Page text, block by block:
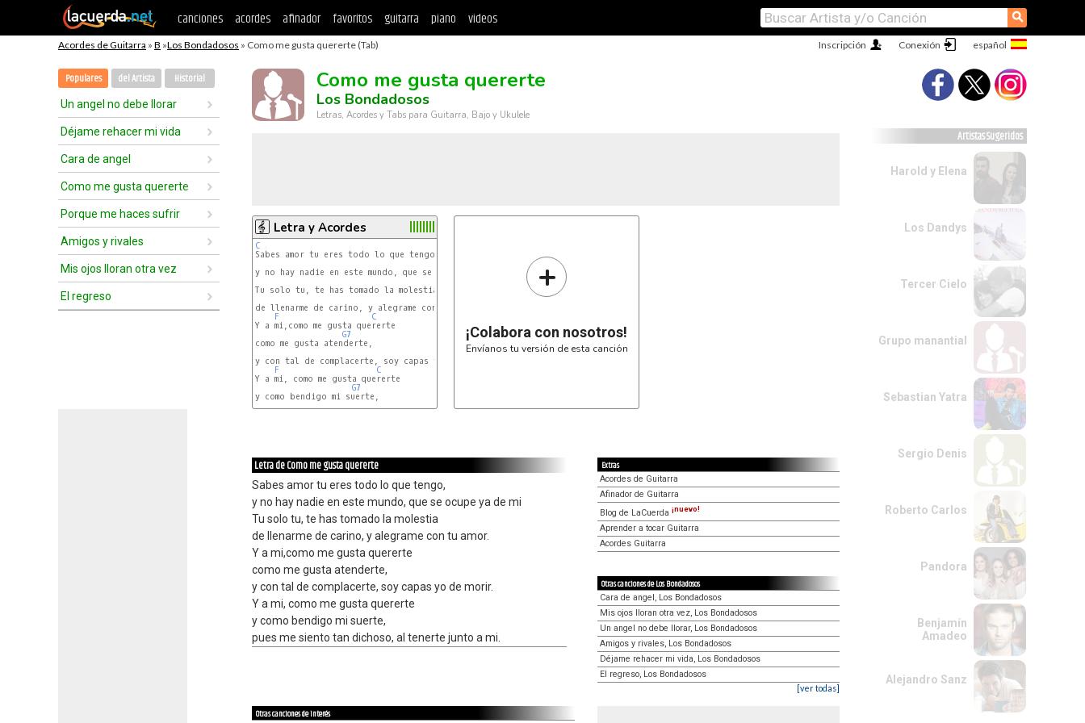
canciones acordes afinador favoritos guitarra piano videos ⚲
Acordes de Guitarra » B »Los Bondadosos » Como me gusta quererte (Tab) Conexión
Inscripción
Populares del Artista Historial
Un angel no debe llorar
Déjame rehacer mi vida
Cara de angel
Como me gusta quererte
Porque me haces sufrir
Amigos y rivales
Mis ojos lloran otra vez
El regreso
Como me gusta quererte
Los Bondadosos
Letras, Acordes y Tabs para Guitarra, Bajo y Ukulele
Letra y Acordes
C
y no hay nadie en este mundo, que se ocupe ya de mi
Tu solo tu, te has tomado la molestia
de llenarme de carino, y alegrame con tu amor.
F
C
Y a mi,como me gusta quererte
G7
como me gusta atenderte,
C
C7
y con tal de complacerte, soy capas yo de morir.
F
C
Y a mi, como me gusta quererte
G7
y como bendigo mi suerte,
+
¡Colabora con nosotros!
Envíanos tu versión de esta canción
Letra de Como me gusta quererte
Sabes amor tu eres todo lo que tengo,
y no hay nadie en este mundo, que se ocupe ya de mi
Tu solo tu, te has tomado la molestia
de llenarme de carino, y alegrame con tu amor.
Y a mi,como me gusta quererte
como me gusta atenderte,
y con tal de complacerte, soy capas yo de morir.
Y a mi, como me gusta quererte
y como bendigo mi suerte,
pues me siento tan dichoso, al tenerte junto a mi.
Extras
Acordes de Guitarra
Afinador de Guitarra
Blog de LaCuerda ¡nuevo!
Aprender a tocar Guitarra
Acordes Guitarra
Otras canciones de Los Bondadosos
Cara de angel, Los Bondadosos
Mis ojos lloran otra vez, Los Bondadosos
Un angel no debe llorar, Los Bondadosos
Amigos y rivales, Los Bondadosos
Déjame rehacer mi vida, Los Bondadosos
El regreso, Los Bondadosos
[ver todas]
Otras canciones de interés
Artistas Sugeridos
Harold y Elena
Los Dandys
Tercer Cielo
Grupo manantial
Sebastian Yatra
Sergio Denis
Roberto Carlos
Pandora
Benjamín
Amadeo
Alejandro Sanz